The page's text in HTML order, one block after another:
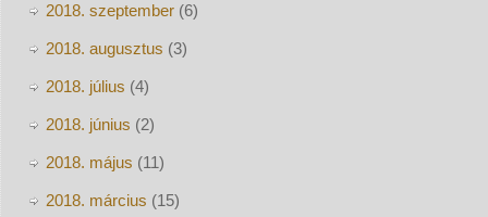
2018. szeptember(6)
2018. augusztus (3)
2018. július (4)
2018. június (2)
2018. május (11)
2018. március (15)